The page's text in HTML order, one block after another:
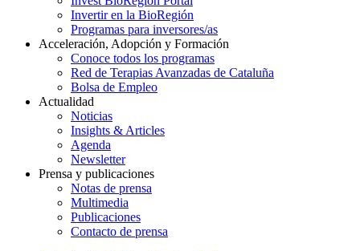
Invertir en la BioRegión
Programas para inversores/as
Acceleración, Adopción y Formación
Conoce todos los programas
Red de Terapias Avanzadas de Cataluña
Bolsa de Empleo
Actualidad
Noticias
Insights & Articles
Agenda
Newsletter
Prensa y publicaciones
Notas de prensa
Multimedia
Publicaciones
Contacto de prensa